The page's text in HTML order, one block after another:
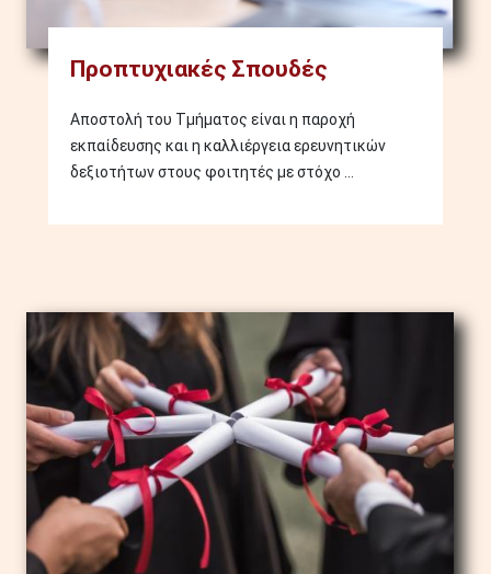
Προπτυχιακές Σπουδές
Αποστολή του Τμήματος είναι η παροχή
εκπαίδευσης και η καλλιέργεια ερευνητικών
δεξιοτήτων στους φοιτητές με στόχο ...
Image